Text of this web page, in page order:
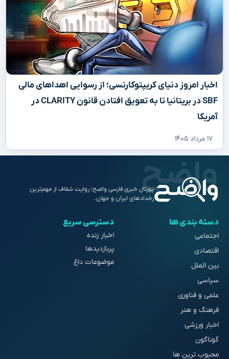
اخبار امروز دنیای کریپتوکارنسی؛ از رسوایی اهداهای مالی
SBF در بریتانیا تا به تعویق افتادن قانون CLARITY در
آمریکا
۱۷ مرداد ۱۴۰۵
پورتال خبری فارسی واضح؛ روایت شفاف از مهم‌ترین
رخدادهای ایران و جهان.
دسته بندی ها
اجتماعی
اقتصادی
بین الملل
سیاسی
علمی و فناوری
فرهنگ و هنر
اخبار ورزشی
گوناگون
محبوب ترین ها
دسترسی سریع
اخبار زنده
پربازدیدها
موضوعات داغ